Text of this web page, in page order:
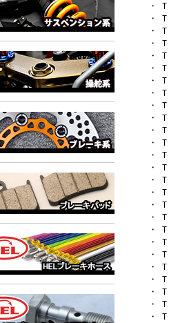
・
・
・
・
・
・
・
・
・
・
・
・
・
・
・
・
・
・
・
・
・
・
・
・
・
・